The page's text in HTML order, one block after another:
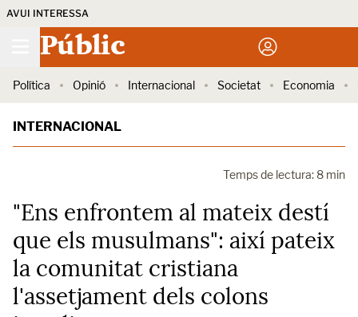
AVUI INTERESSA
Públic
Política Opinió Internacional Societat Economia
INTERNACIONAL
Temps de lectura: 8 min
"Ens enfrontem al mateix destí
que els musulmans": així pateix
la comunitat cristiana
l'assetjament dels colons